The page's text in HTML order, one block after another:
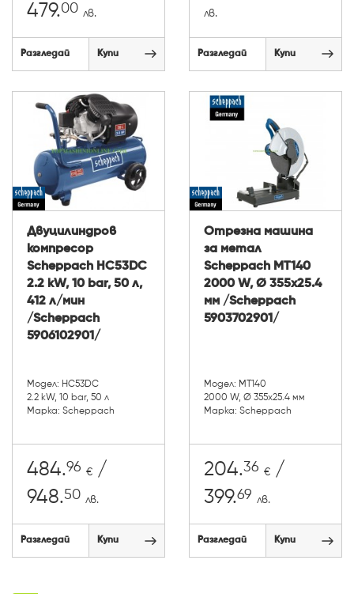
479.00 лв.
Разгледай Купи
лв.
Разгледай Купи
Двуцилиндров
компресор
Scheppach HC53DC
2.2 kW, 10 bar, 50 л,
412 л/мин
/Scheppach
5906102901/
Модел: HC53DC
2.2 kW, 10 bar, 50 л
Марка: Scheppach
484.96 € /
948.50 лв.
Разгледай Купи
Отрезна машина
за метал
Scheppach MT140
2000 W, Ø 355х25.4
мм /Scheppach
5903702901/
Модел: MT140
2000 W, Ø 355х25.4 мм
Марка: Scheppach
204.36 € /
399.69 лв.
Разгледай Купи